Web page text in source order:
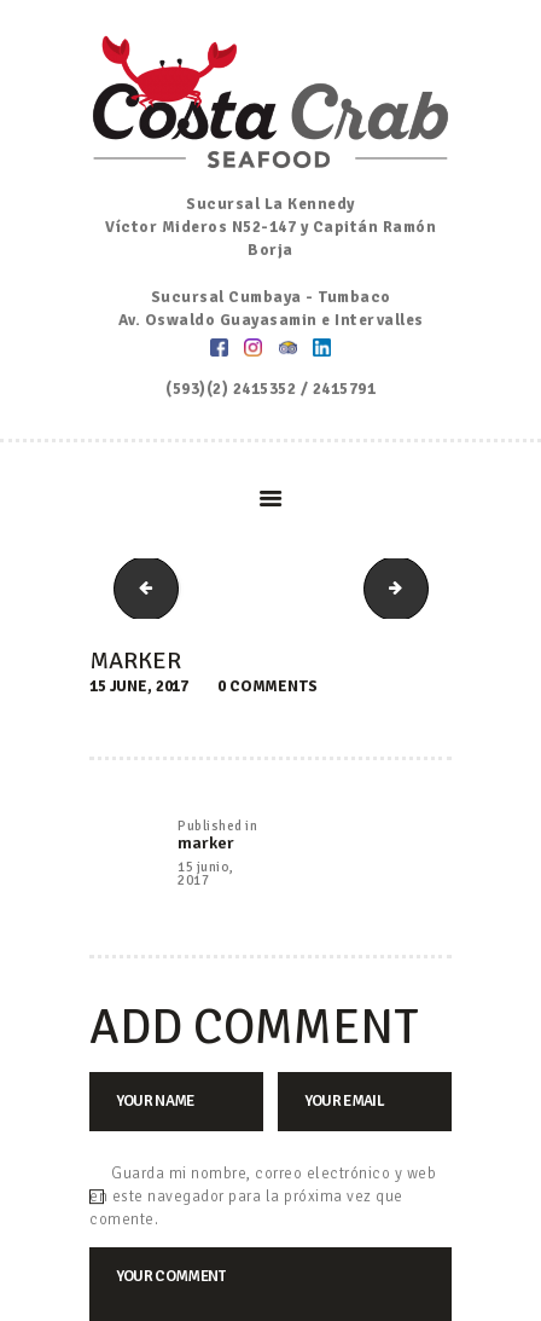
Sucursal La Kennedy
Víctor Mideros N52-147 y Capitán Ramón
Borja
Sucursal Cumbaya - Tumbaco
Av. Oswaldo Guayasamin e Intervalles
(593)(2) 2415352 / 2415791
Inicio
Nosotros
Menú
Ordena por Whatsapp
Promociones
bg_testimon bg_intro
MARKER
15 JUNE, 2017 0 COMMENTS
ENTRADAS
Published in
marker
15 junio,
2017
ADD COMMENT
Guarda mi nombre, correo electrónico y web
en este navegador para la próxima vez que
comente.